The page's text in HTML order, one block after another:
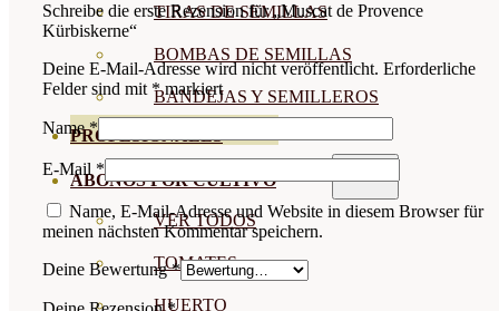
TIRAS DE SEMILLAS
BOMBAS DE SEMILLAS
BANDEJAS Y SEMILLEROS
PROFESIONALES
ABONOS POR CULTIVO
VER TODOS
TOMATES
HUERTO
Schreibe die erste Rezension für „Muscat de Provence
Kürbiskerne“
Deine E-Mail-Adresse wird nicht veröffentlicht. Erforderliche
Felder sind mit *markiert
Name*
E-Mail *
Name, E-Mail-Adresse und Website in diesem Browser für
meinen nächsten Kommentar speichern.
Deine Bewertung*